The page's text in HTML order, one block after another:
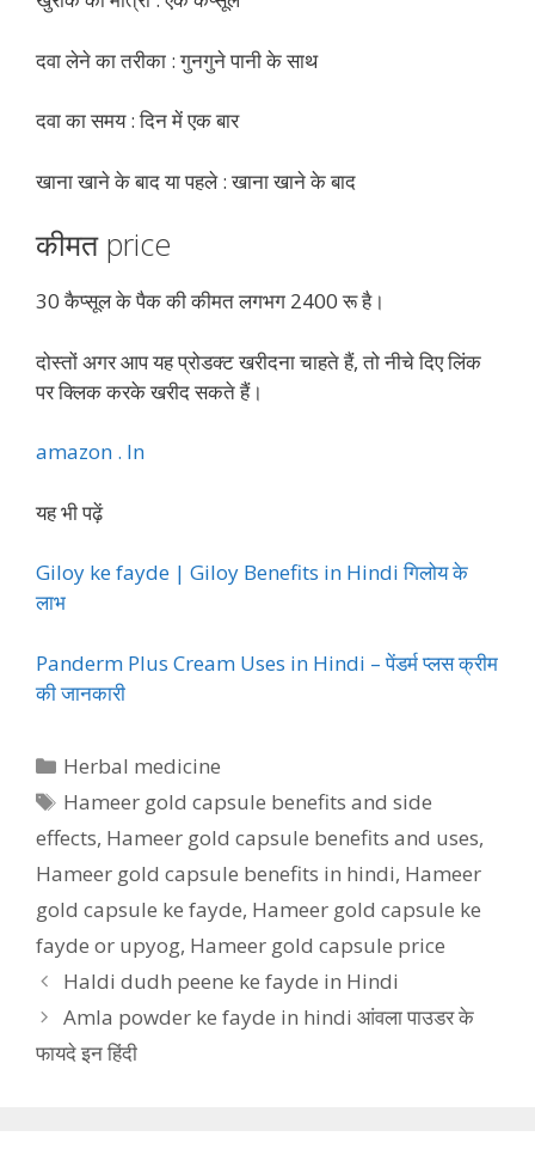
दवा लेने का तरीका : गुनगुने पानी के साथ
दवा का समय : दिन में एक बार
खाना खाने के बाद या पहले : खाना खाने के बाद
कीमत price
30 कैप्सूल के पैक की कीमत लगभग 2400 रू है।
दोस्तों अगर आप यह प्रोडक्ट खरीदना चाहते हैं, तो नीचे दिए लिंक
पर क्लिक करके खरीद सकते हैं।
amazon . In
यह भी पढ़ें
Giloy ke fayde | Giloy Benefits in Hindi गिलोय के
लाभ
Panderm Plus Cream Uses in Hindi – पेंडर्म प्लस क्रीम
की जानकारी
Categories
Herbal medicine
Tags
Hameer gold capsule benefits and side
effects, Hameer gold capsule benefits and uses,
Hameer gold capsule benefits in hindi, Hameer
gold capsule ke fayde, Hameer gold capsule ke
fayde or upyog, Hameer gold capsule price
Haldi dudh peene ke fayde in Hindi
Amla powder ke fayde in hindi आंवला पाउडर के
फायदे इन हिंदी